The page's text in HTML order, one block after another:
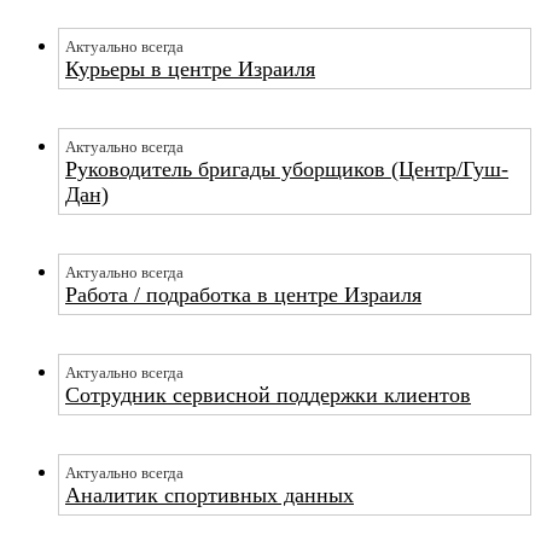
Актуально всегда
Курьеры в центре Израиля
Актуально всегда
Руководитель бригады уборщиков (Центр/Гуш-
Дан)
Актуально всегда
Работа / подработка в центре Израиля
Актуально всегда
Сотрудник сервисной поддержки клиентов
Актуально всегда
Аналитик спортивных данных